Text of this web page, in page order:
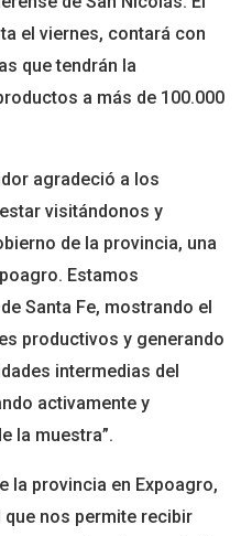
el viernes, contará con
que tendrán la
a más de 100.000
agradeció a los
visitándonos y
de la provincia, una
Estamos
Santa Fe, mostrando el
productivos y generando
intermedias del
activamente y
la muestra”.
la provincia en Expoagro,
que nos permite recibir